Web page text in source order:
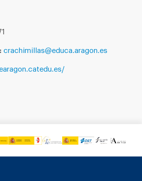
crachimillas@educa.aragon.es